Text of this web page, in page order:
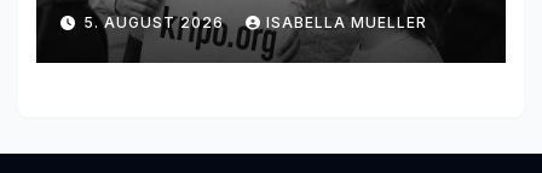
5. AUGUST 2026 ISABELLA MUELLER